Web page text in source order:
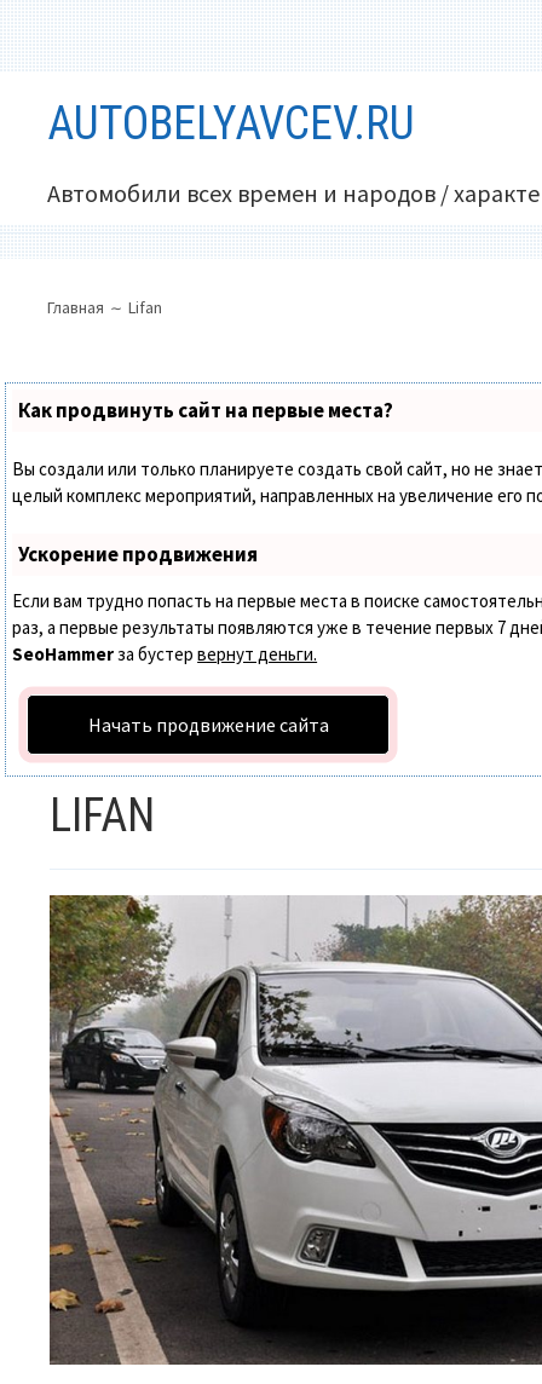
содержимомуAUTOBELYAVCEV.RU
Автомобили всех времен и народов /
МЕНЮ
САЙТЕ
(ХЛЕБНЫЕ
КРОШКИ)
Главная Lifan
Как продвинуть сайт на первые места?
Вы создали или только планируете создать свой сайт, но не
целый комплекс мероприятий, направленных на увеличение его
Ускорение продвижения
Если вам трудно попасть на первые места в поиске
раз, а первые результаты появляются уже в течение первых 7
SeoHammerза бустервернут деньги.
Начать продвижение сайта
LIFAN